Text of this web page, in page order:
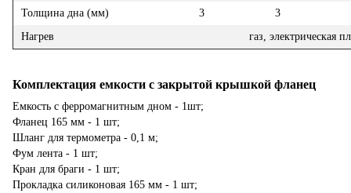
Толщина дна (мм)
3 3
Нагрев
газ, электрическая
Комплектация емкости с закрытой крышкой фланец
Емкость с ферромагнитным дном - 1шт;
Фланец 165 мм - 1 шт;
Шланг для термометра - 0,1 м;
Фум лента - 1 шт;
Кран для браги - 1 шт;
Прокладка силиконовая 165 мм - 1 шт;